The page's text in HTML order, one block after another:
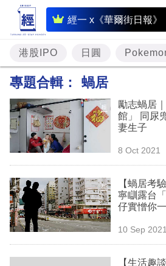
經一 x《華爾街日報》
即
時
財
經
題
投
資
樓
市
理
港股IPO 日圓
專題合輯： 蝸居
勵志蝸居
館」 同尿
妻生子
8 Oct 2021
【蝸居考
寧瞓露台
仔實憎你一
10 Sep 2021
【生活趣